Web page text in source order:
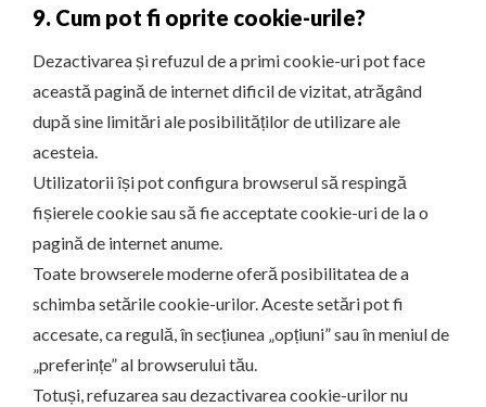
9. Cum pot fi oprite cookie-urile?
Dezactivarea și refuzul de a primi cookie-uri pot face
această pagină de internet dificil de vizitat, atrăgând
după sine limitări ale posibilităților de utilizare ale
acesteia.
Utilizatorii își pot configura browserul să respingă
fișierele cookie sau să fie acceptate cookie-uri de la o
pagină de internet anume.
Toate browserele moderne oferă posibilitatea de a
schimba setările cookie-urilor. Aceste setări pot fi
accesate, ca regulă, în secțiunea „opțiuni” sau în meniul de
„preferințe” al browserului tău.
Totuși, refuzarea sau dezactivarea cookie-urilor nu